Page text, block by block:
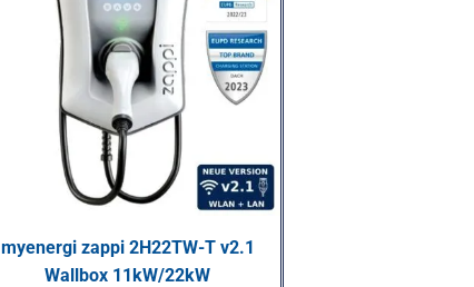
myenergi zappi 2H22TW-T v2.1
Wallbox 11kW/22kW